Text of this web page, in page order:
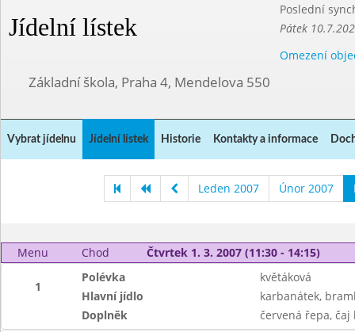
Jídelní lístek
Poslední
Pátek
Omezení
Základní škola, Praha 4, Mendelova 550
Vybrat jídelnu Jídelní lístek Historie Kontakty a informace
Leden 2007 Únor 2007
Menu Chod Čtvrtek 1. 3. 2007 (11:30 - 14:15)
1
Polévka
květáková
Hlavní jídlo
karbanátek,
Doplněk
červená řepa, čaj